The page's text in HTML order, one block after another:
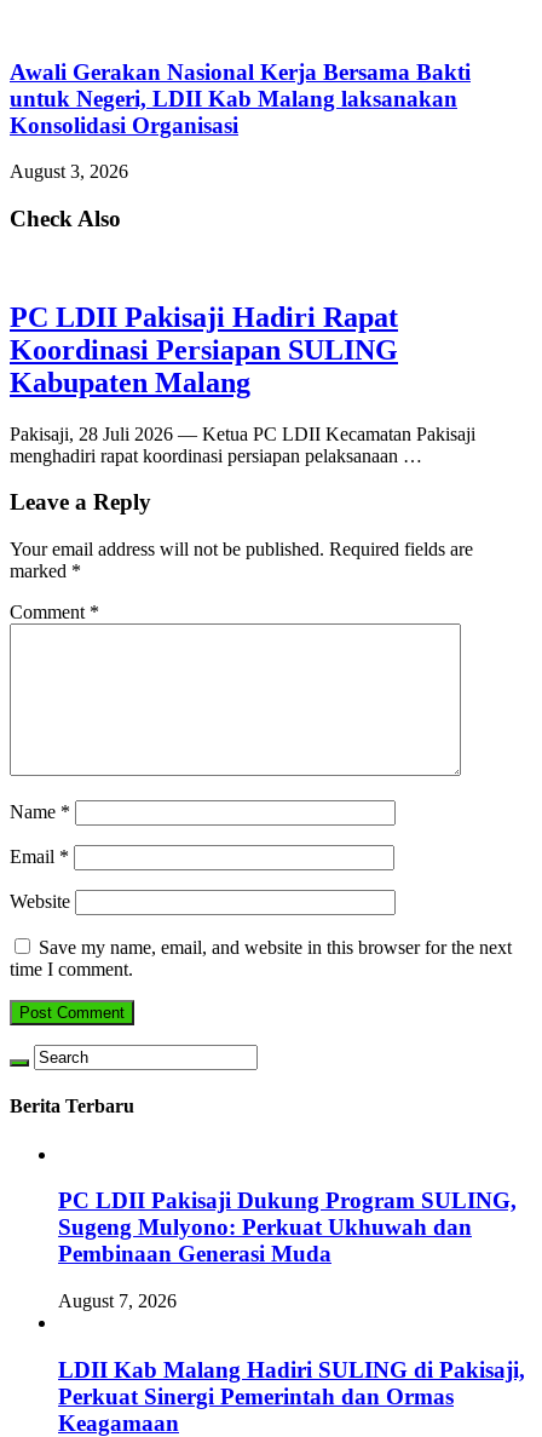
Awali Gerakan Nasional Kerja Bersama Bakti
untuk Negeri, LDII Kab Malang laksanakan
Konsolidasi Organisasi
August 3, 2026
Check Also
PC LDII Pakisaji Hadiri Rapat
Koordinasi Persiapan SULING
Kabupaten Malang
Pakisaji, 28 Juli 2026 — Ketua PC LDII Kecamatan Pakisaji
menghadiri rapat koordinasi persiapan pelaksanaan …
Leave a Reply
Your email address will not be published. Required fields are
marked *
Comment *
Name *
Email *
Website
Save my name, email, and website in this browser for the next
time I comment.
Berita Terbaru
PC LDII Pakisaji Dukung Program SULING,
Sugeng Mulyono: Perkuat Ukhuwah dan
Pembinaan Generasi Muda
August 7, 2026
LDII Kab Malang Hadiri SULING di Pakisaji,
Perkuat Sinergi Pemerintah dan Ormas
Keagamaan